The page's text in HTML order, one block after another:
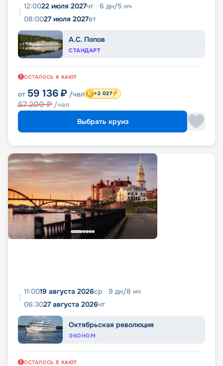
12:0022 июля 2027чт 6 дн/5 нч
08:0027 июля 2027вт
А.С. Попов
СТАНДАРТ
ОСТАЛОСЬ 6 КАЮТ
от 59 136 ₽ /чел
67 200₽ /чел
+2 027
Выбрать круиз
11:0019 августа 2026ср 9 дн/8 нч
06:3027 августа 2026чт
Октябрьская революция
ЭКОНОМ
ОСТАЛОСЬ 5 КАЮТ